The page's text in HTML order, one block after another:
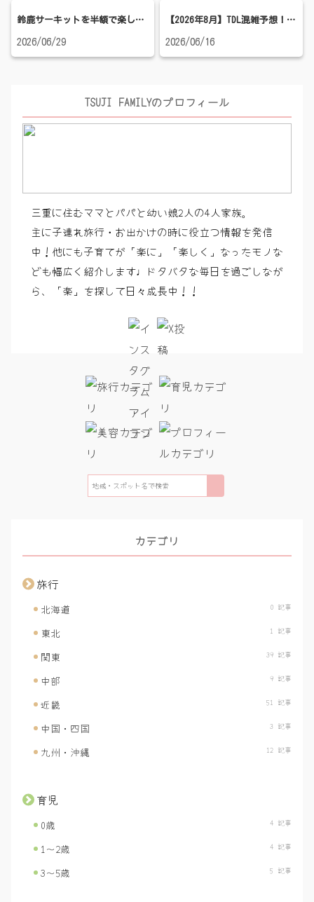
鈴鹿サーキットを半額で楽しむ方法｜3歳バースデー無料チケット＆小1娘と行った子連れ攻略レポ
2026/06/29
【2026年8月】TDL混雑予想！お盆・夏休み・穴場日を徹底解説｜サマー・クールオフ開催中
2026/06/16
TSUJI FAMILYのプロフィール
三重に住むママとパパと幼い娘2人の4人家族。
主に子連れ旅行・お出かけの時に役立つ情報を発信
中！他にも子育てが「楽に」「楽しく」なったモノな
ども幅広く紹介します♩ドタバタな毎日を過ごしなが
ら、「楽」を探して日々成長中！！
カテゴリ
旅行
北海道 0 記事
東北 1 記事
関東 39 記事
中部 9 記事
近畿 51 記事
中国・四国 3 記事
九州・沖縄 12 記事
育児
0歳 4 記事
1〜2歳 4 記事
3〜5歳 5 記事